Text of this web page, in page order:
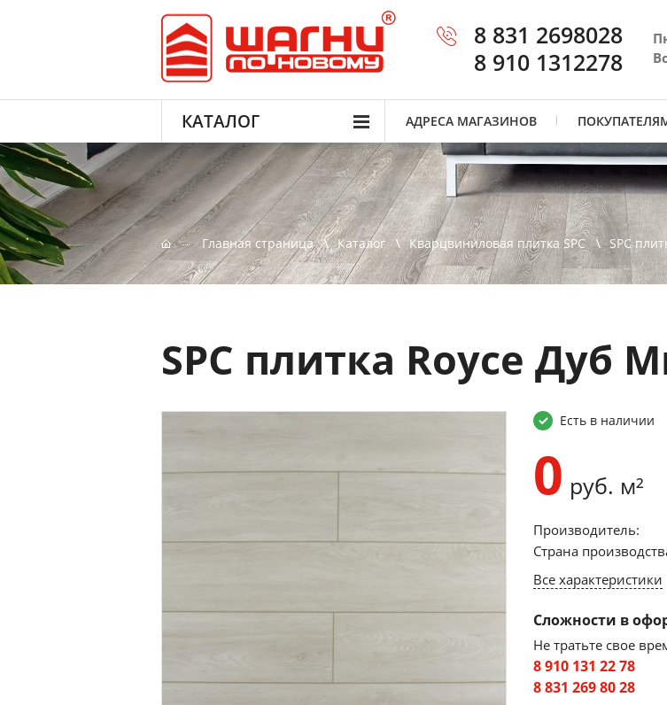
8 831 2698028
8 910 1312278
КАТАЛОГ АДРЕСА МАГАЗИНОВ
Главная страница Каталог Кварцвиниловая плитка SPC SPC
SPC плитка Royce Дуб
Есть в наличии
0 руб. м²
Производитель:
Страна
Все характеристики
Сложности в
Не тратьте свое
8 910 131 22 78
8 831 269 80 28